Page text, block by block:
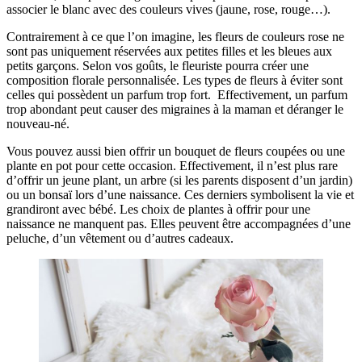
associer le blanc avec des couleurs vives (jaune, rose, rouge…).
Contrairement à ce que l’on imagine, les fleurs de couleurs rose ne
sont pas uniquement réservées aux petites filles et les bleues aux
petits garçons. Selon vos goûts, le fleuriste pourra créer une
composition florale personnalisée. Les types de fleurs à éviter sont
celles qui possèdent un parfum trop fort. Effectivement, un parfum
trop abondant peut causer des migraines à la maman et déranger le
nouveau-né.
Vous pouvez aussi bien offrir un bouquet de fleurs coupées ou une
plante en pot pour cette occasion. Effectivement, il n’est plus rare
d’offrir un jeune plant, un arbre (si les parents disposent d’un jardin)
ou un bonsaï lors d’une naissance. Ces derniers symbolisent la vie et
grandiront avec bébé. Les choix de plantes à offrir pour une
naissance ne manquent pas. Elles peuvent être accompagnées d’une
peluche, d’un vêtement ou d’autres cadeaux.